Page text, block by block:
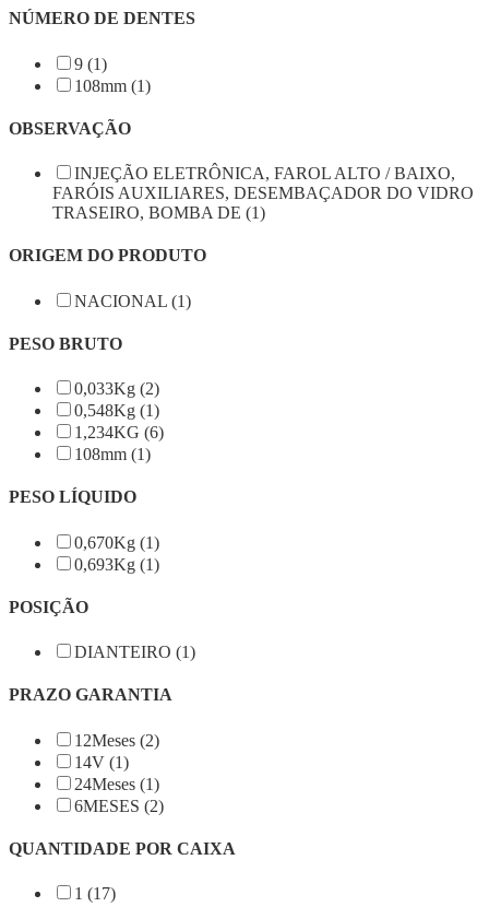
NÚMERO DE DENTES
9 (1)
108mm (1)
OBSERVAÇÃO
INJEÇÃO ELETRÔNICA, FAROL ALTO / BAIXO,
FARÓIS AUXILIARES, DESEMBAÇADOR DO VIDRO
TRASEIRO, BOMBA DE (1)
ORIGEM DO PRODUTO
NACIONAL (1)
PESO BRUTO
0,033Kg (2)
0,548Kg (1)
1,234KG (6)
108mm (1)
PESO LÍQUIDO
0,670Kg (1)
0,693Kg (1)
POSIÇÃO
DIANTEIRO (1)
PRAZO GARANTIA
12Meses (2)
14V (1)
24Meses (1)
6MESES (2)
QUANTIDADE POR CAIXA
1 (17)